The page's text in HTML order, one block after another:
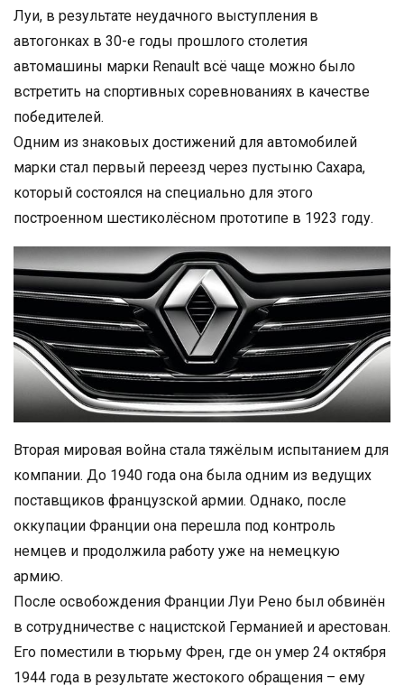
Луи, в результате неудачного выступления в
автогонках в 30-е годы прошлого столетия
автомашины марки Renault всё чаще можно было
встретить на спортивных соревнованиях в качестве
победителей.
Одним из знаковых достижений для автомобилей
марки стал первый переезд через пустыню Сахара,
который состоялся на специально для этого
построенном шестиколёсном прототипе в 1923 году.
Вторая мировая война стала тяжёлым испытанием для
компании. До 1940 года она была одним из ведущих
поставщиков французской армии. Однако, после
оккупации Франции она перешла под контроль
немцев и продолжила работу уже на немецкую
армию.
После освобождения Франции Луи Рено был обвинён
в сотрудничестве с нацистской Германией и арестован.
Его поместили в тюрьму Френ, где он умер 24 октября
1944 года в результате жестокого обращения – ему